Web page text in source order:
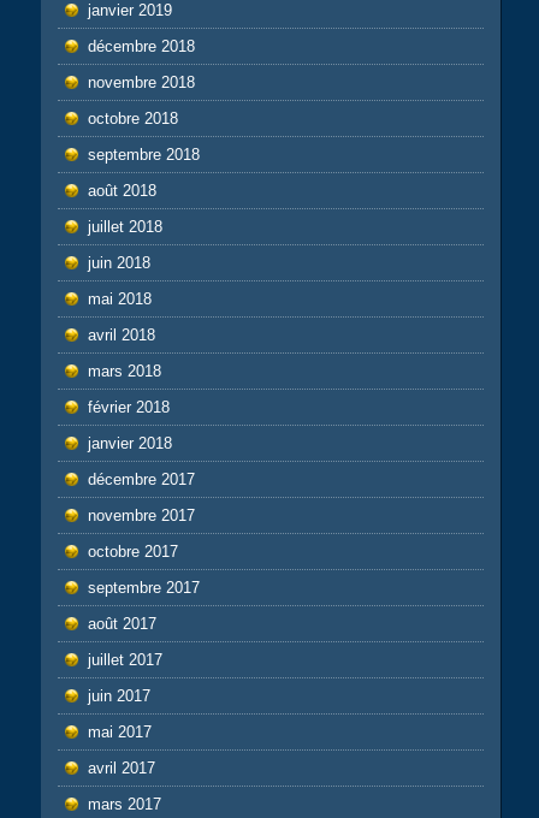
janvier 2019
décembre 2018
novembre 2018
octobre 2018
septembre 2018
août 2018
juillet 2018
juin 2018
mai 2018
avril 2018
mars 2018
février 2018
janvier 2018
décembre 2017
novembre 2017
octobre 2017
septembre 2017
août 2017
juillet 2017
juin 2017
mai 2017
avril 2017
mars 2017